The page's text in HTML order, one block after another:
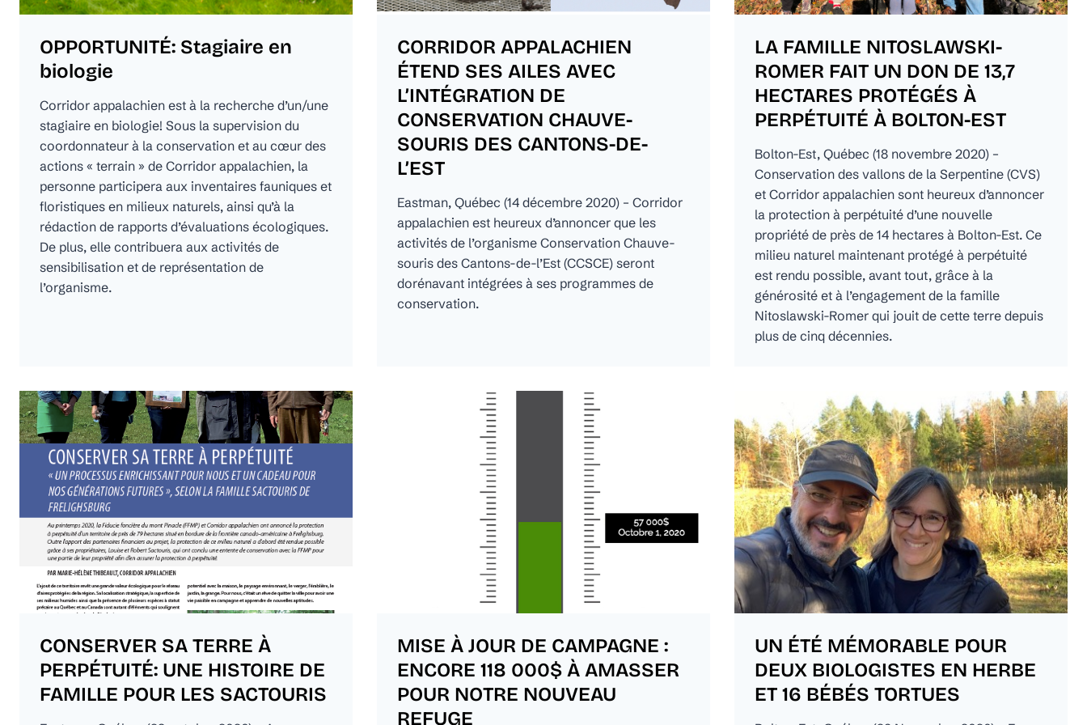
OPPORTUNITÉ: Stagiaire en
biologie
Corridor appalachien est à la recherche d’un/une
stagiaire en biologie! Sous la supervision du
coordonnateur à la conservation et au cœur des
actions « terrain » de Corridor appalachien, la
personne participera aux inventaires fauniques et
floristiques en milieux naturels, ainsi qu’à la
rédaction de rapports d’évaluations écologiques.
De plus, elle contribuera aux activités de
sensibilisation et de représentation de
l’organisme.
CORRIDOR APPALACHIEN
ÉTEND SES AILES AVEC
L’INTÉGRATION DE
CONSERVATION CHAUVE-
SOURIS DES CANTONS-DE-
L’EST
Eastman, Québec (14 décembre 2020) – Corridor
appalachien est heureux d’annoncer que les
activités de l’organisme Conservation Chauve-
souris des Cantons-de-l’Est (CCSCE) seront
dorénavant intégrées à ses programmes de
conservation.
LA FAMILLE NITOSLAWSKI-
ROMER FAIT UN DON DE 13,7
HECTARES PROTÉGÉS À
PERPÉTUITÉ À BOLTON-EST
Bolton-Est, Québec (18 novembre 2020) –
Conservation des vallons de la Serpentine (CVS)
et Corridor appalachien sont heureux d’annoncer
la protection à perpétuité d’une nouvelle
propriété de près de 14 hectares à Bolton-Est. Ce
milieu naturel maintenant protégé à perpétuité
est rendu possible, avant tout, grâce à la
générosité et à l’engagement de la famille
Nitoslawski-Romer qui jouit de cette terre depuis
plus de cinq décennies.
CONSERVER SA TERRE À
PERPÉTUITÉ: UNE HISTOIRE DE
FAMILLE POUR LES SACTOURIS
MISE À JOUR DE CAMPAGNE :
ENCORE 118 000$ À AMASSER
POUR NOTRE NOUVEAU
REFUGE
UN ÉTÉ MÉMORABLE POUR
DEUX BIOLOGISTES EN HERBE
ET 16 BÉBÉS TORTUES